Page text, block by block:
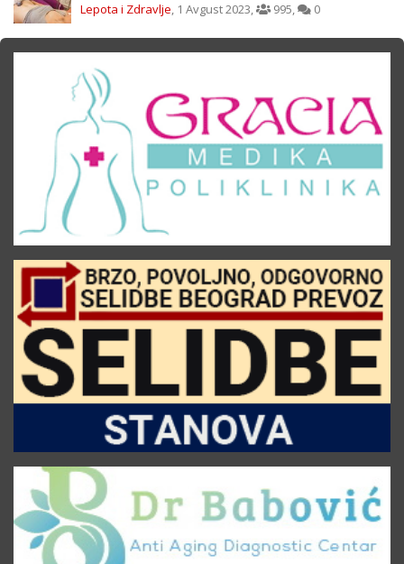
Lepota i Zdravlje, 1 Avgust 2023, 995, 0